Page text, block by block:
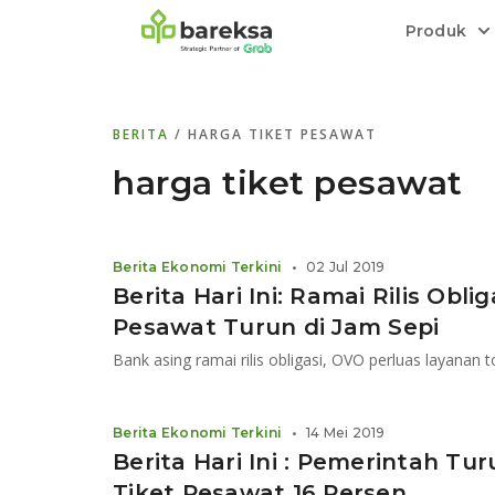
Produk
Transaksi cepat,all in one
Bebas pilih partner penyimpanan, harga
relatif stabil.
Menyediakan layanan manajemen
Informasi terkini dan tepercaya terkait
Kenali rekam jejak dan
BERITA / HARGA TIKET PESAWAT
harga tiket pesawat
Berita Hari Ini: Ramai Rilis
Pesawat Turun di Jam Sepi
Berita Ekonomi Terkini • 02 Jul 2019
Berita Hari Ini : Pemerintah
Berita Ekonomi Terkini • 14 Mei 2019